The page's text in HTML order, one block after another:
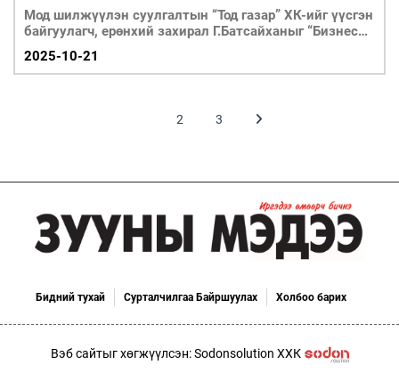
Мод шилжүүлэн суулгалтын “Тод газар” ХК-ийг үүсгэн
байгуулагч, ерөнхий захирал Г.Батсайханыг “Бизнес
хөгжил” буланд урьж ярилцав.
2025-10-21
2 3
Бидний тухай Сурталчилгаа Байршуулах Холбоо барих
Вэб сайтыг хөгжүүлсэн: Sodonsolution ХХК